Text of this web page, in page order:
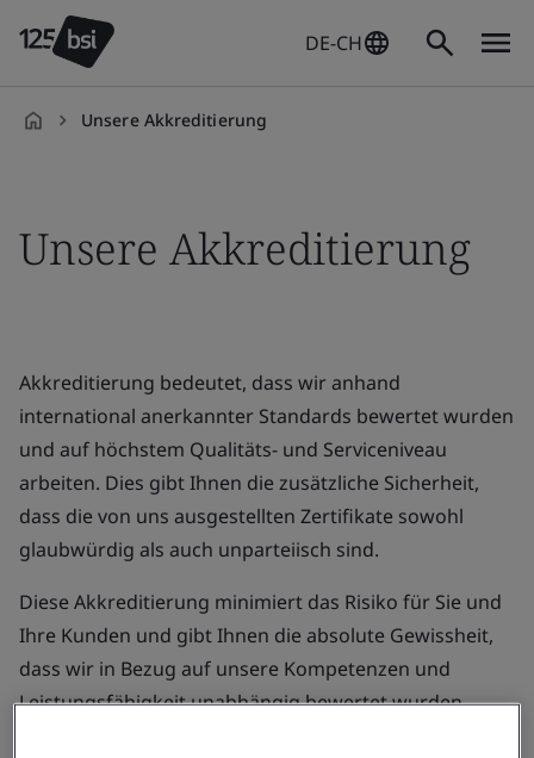
DE-CH
Unsere Akkreditierung
Unsere Akkreditierung
Akkreditierung bedeutet, dass wir anhand
international anerkannter Standards bewertet wurden
und auf höchstem Qualitäts- und Serviceniveau
arbeiten. Dies gibt Ihnen die zusätzliche Sicherheit,
dass die von uns ausgestellten Zertifikate sowohl
glaubwürdig als auch unparteiisch sind.
Diese Akkreditierung minimiert das Risiko für Sie und
Ihre Kunden und gibt Ihnen die absolute Gewissheit,
dass wir in Bezug auf unsere Kompetenzen und
Leistungsfähigkeit unabhängig bewertet wurden.